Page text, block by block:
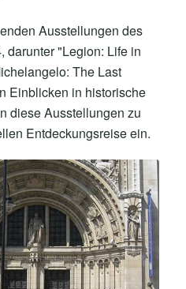
Ausstellungen des
darunter "Legion: Life in
The Last
Einblicken in historische
diese Ausstellungen zu
Entdeckungsreise ein.